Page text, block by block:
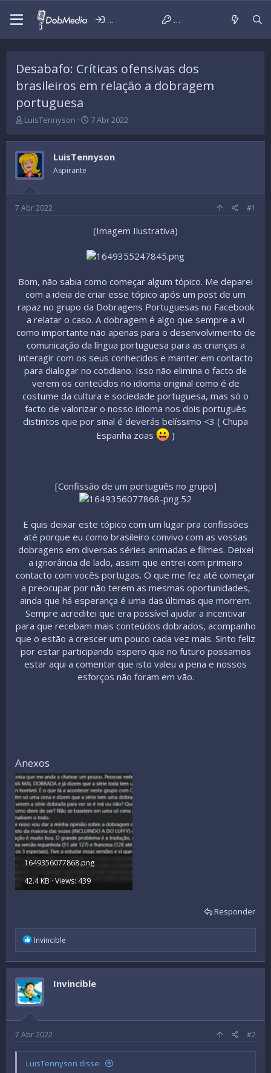
Iniciar sessão Criar conta
Desabafo: Críticas ofensivas dos
brasileiros em relação a dobragem
portuguesa
T
r
e
a
d
t
a
r
LuisTennyson
D
t
d
n
c
o
7 Abr 2022
LuisTennyson
Aspirante
7 Abr 2022 #1
(Imagem Ilustrativa)
Bom, não sabia como começar algum tópico. Me deparei
com a ideia de criar esse tópico após um post de um
rapaz no grupo da Dobragens Portuguesas no Facebook
a relatar o caso. A dobragem é algo que sempre a vi
como importante não apenas para o desenvolvimento de
comunicação da língua portuguesa para as crianças a
interagir com os seus conhecidos e manter em contacto
para dialogar no cotidiano. Isso não elimina o facto de
verem os conteúdos no idioma original como é de
costume da cultura e sociedade portuguesa, mas só o
facto de valorizar o nosso idioma nos dois português
distintos que por sinal é deverás belíssimo <3 ( Chupa
Espanha zoas
)
[Confissão de um português no grupo]
E quis deixar este tópico com um lugar pra confissões
até porque eu como brasileiro convivo com as vossas
dobragens em diversas séries animadas e filmes. Deixei
a ignorância de lado, assim que entrei com primeiro
contacto com vocês portugas. O que me fez até começar
a preocupar por não terem as mesmas oportunidades,
ainda que há esperança é uma das últimas que morrem.
Sempre acreditei que era possível ajudar a incentivar
para que recebam mais conteúdos dobrados, acompanho
que o estão a crescer um pouco cada vez mais. Sinto feliz
por estar participando espero que no futuro possamos
estar aqui a comentar que isto valeu a pena e nossos
esforços não foram em vão.
Anexos
1649356077868.png
42.4 KB · Views: 439
Responder
R
c
t
i
o
n
s
Invincible
Invincible
7 Abr 2022 #2
LuisTennyson disse: